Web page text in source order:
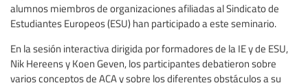
alumnos miembros de organizaciones afiliadas al Sindicato de
Estudiantes Europeos (ESU) han participado a este seminario.
En la sesión interactiva dirigida por formadores de la IE y de ESU,
Nik Hereens y Koen Geven, los participantes debatieron sobre
varios conceptos de ACA y sobre los diferentes obstáculos a su